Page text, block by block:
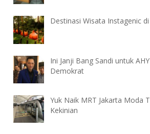
Destinasi Wisata Instagenic
Ini Janji Bang Sandi untuk
Demokrat
Yuk Naik MRT Jakarta Moda
Kekinian